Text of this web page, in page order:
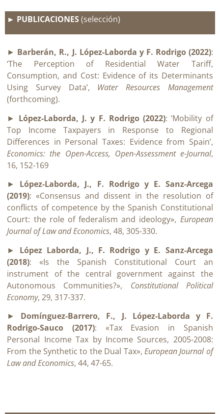
► PUBLICACIONES(selección)
► Barberán, R., J. López-Laborda y F. Rodrigo (2022):
‘The Perception of Residential Water Tariff,
Consumption, and Cost: Evidence of its Determinants
Using Survey Data’, Water Resources Management
(forthcoming).
► López-Laborda, J. y F. Rodrigo (2022): ‘Mobility of
Top Income Taxpayers in Response to Regional
Differences in Personal Taxes: Evidence from Spain’,
Economics: the Open-Access, Open-Assessment e-Journal,
16, 152-169
► López-Laborda, J., F. Rodrigo y E. Sanz-Arcega
(2019): «Consensus and dissent in the resolution of
conflicts of competence by the Spanish Constitutional
Court: the role of federalism and ideology», European
Journal of Law and Economics, 48, 305-330.
► López Laborda, J., F. Rodrigo y E. Sanz-Arcega
(2018): «Is the Spanish Constitutional Court an
instrument of the central government against the
Autonomous Communities?», Constitutional Political
Economy, 29, 317-337.
► Domínguez-Barrero, F., J. López-Laborda y F.
Rodrigo-Sauco (2017): «Tax Evasion in Spanish
Personal Income Tax by Income Sources, 2005-2008:
From the Synthetic to the Dual Tax», European Journal of
Law and Economics, 44, 47-65.